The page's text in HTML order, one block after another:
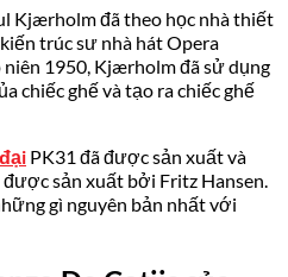
Kjærholm đã theo học nhà thiết
trúc sư nhà hát Opera
niên 1950, Kjærholm đã sử dụng
chiếc ghế và tạo ra chiếc ghế
PK31 đã được sản xuất và
được sản xuất bởi Fritz Hansen.
gì nguyên bản nhất với